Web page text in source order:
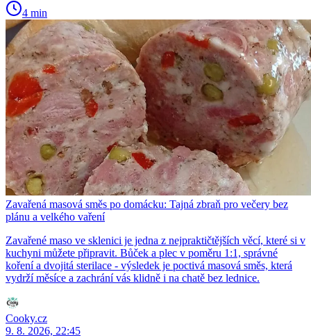
4 min
Zavařená masová směs po domácku: Tajná zbraň pro večery bez
plánu a velkého vaření
Zavařené maso ve sklenici je jedna z nejpraktičtějších věcí, které si v
kuchyni můžete připravit. Bůček a plec v poměru 1:1, správné
koření a dvojitá sterilace - výsledek je poctivá masová směs, která
vydrží měsíce a zachrání vás klidně i na chatě bez lednice.
Cooky.cz
9. 8. 2026, 22:45